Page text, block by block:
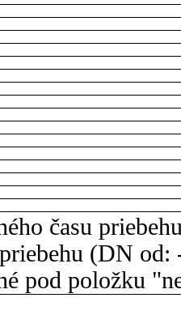
času
(DN
pod položku